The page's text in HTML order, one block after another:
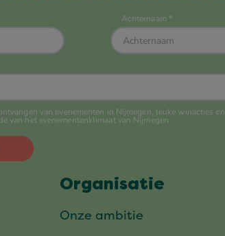
Organisatie
Onze ambitie